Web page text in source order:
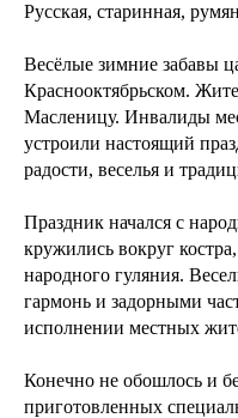
Русская, старинная,
Весёлые зимние забавы
Краснооктябрьском.
Масленицу. Инвалиды
устроили настоящий
радости, веселья и
Праздник начался с
кружились вокруг
народного гуляния.
гармонь и задорными
исполнении местных
Конечно не обошлось и
приготовленных